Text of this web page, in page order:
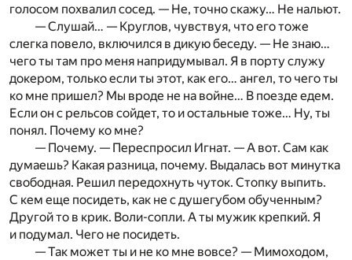
голосом похвалил сосед. — Не, точно скажу… Не нальют.
— Слушай… — Круглов, чувствуя, что его тоже
слегка повело, включился в дикую беседу. — Не знаю…
чего ты там про меня напридумывал. Я в порту служу
докером, только если ты этот, как его… ангел, то чего ты
ко мне пришел? Мы вроде не на войне… В поезде едем.
Если он с рельсов сойдет, то и остальные тоже… Ну, ты
понял. Почему ко мне?
— Почему. — Переспросил Игнат. — А вот. Сам как
думаешь? Какая разница, почему. Выдалась вот минутка
свободная. Решил передохнуть чуток. Стопку выпить.
С кем еще посидеть, как не с душегубом обученным?
Другой то в крик. Воли-сопли. А ты мужик крепкий. Я
и подумал. Чего не посидеть.
— Так может ты и не ко мне вовсе? — Мимоходом,